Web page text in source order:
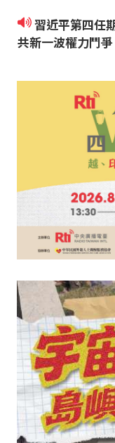
習近平第四任期穩了？從五中全會解析中
共新一波權力鬥爭